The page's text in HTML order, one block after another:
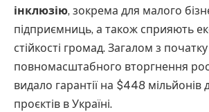
інклюзію, зокрема для малого
підприємниць, а також сприяють
стійкості громад. Загалом з початку
повномасштабного вторгнення
видало гарантії на $448 мільйонів
проєктів в Україні.